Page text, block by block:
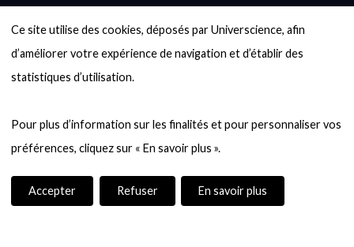
Ce site utilise des cookies, déposés par Universcience, afin
d’améliorer votre expérience de navigation et d’établir des
statistiques d’utilisation.
Pour plus d’information sur les finalités et pour personnaliser vos
Accepter Refuser En savoir plus
6000 exoplanètes, et pas de « Terre »
en vue ?
Quel avenir pour les cryptos ?
Entre mathématiques et politique : la
quête d’un vote équitable
casse-tête